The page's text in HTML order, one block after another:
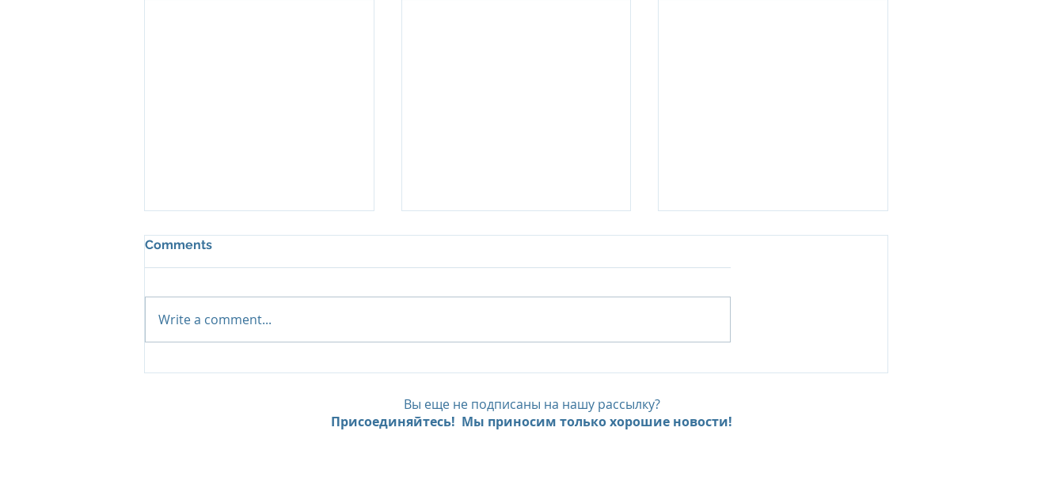
меньше, а отдыхать
дольше
посетить во время отдыха
Comments
Write a comment...
Вы еще не подписаны на нашу рассылку?
Присоединяйтесь! Мы приносим только хорошие новости!